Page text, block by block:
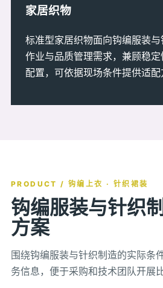
家居织物
标准型家居织物面向钩编服装
作业与品质管理需求，兼顾稳
配置，可依据现场条件提供适配
PRODUCT / 钩编上衣 · 针织裙装
钩编服装与针织
方案
围绕钩编服装与针织制造的实际条
务信息，便于采购和技术团队开展